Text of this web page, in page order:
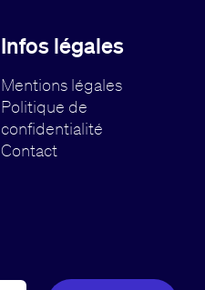
Infos légales
Mentions légales
Politique de
confidentialité
Contact